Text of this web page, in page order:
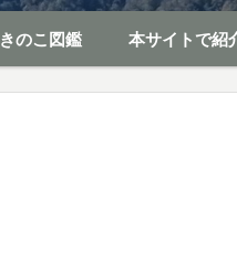
きのこ図鑑 本サイトで紹